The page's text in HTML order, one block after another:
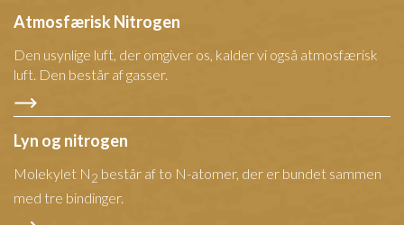
Atmosfærisk Nitrogen
Den usynlige luft, der omgiver os, kalder vi også atmosfærisk
luft. Den består af gasser.
Lyn og nitrogen
Molekylet N2 består af to N-atomer, der er bundet sammen
med tre bindinger.